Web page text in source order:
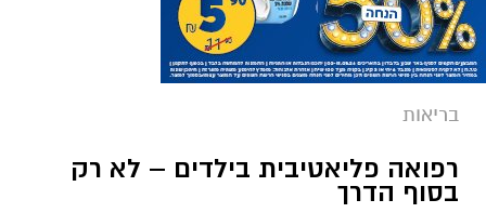
בריאות
רפואה פליאטיבית בילדים – לא רק
בסוף הדרך